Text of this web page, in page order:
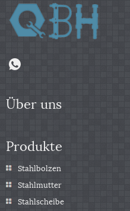
Über uns
Produkte
Stahlbolzen
Stahlmutter
Stahlscheibe